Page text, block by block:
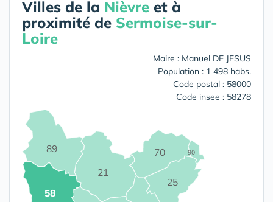
Villes de la Nièvre et à
proximité de Sermoise-sur-
Loire
Maire : Manuel DE JESUS
Population : 1 498 habs.
Code postal : 58000
Code insee : 58278
21
25
58
70
89 90